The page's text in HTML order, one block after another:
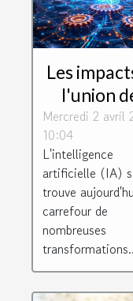
Les
l'union
promotion
artificielle
Mercredi 2 avril
10:04
L'intelligence
artificielle (IA)
trouve
carrefour de
nombreuses